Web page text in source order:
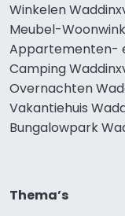
Winkelen
Meubel-
Appartementen-
Camping
Overnachten
Vakantiehuis
Bungalowpark
Thema’s